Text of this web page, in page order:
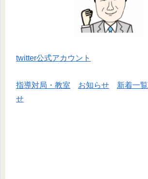
twitter公式アカウント
指導対局・教室 お知らせ 新着一覧
せ